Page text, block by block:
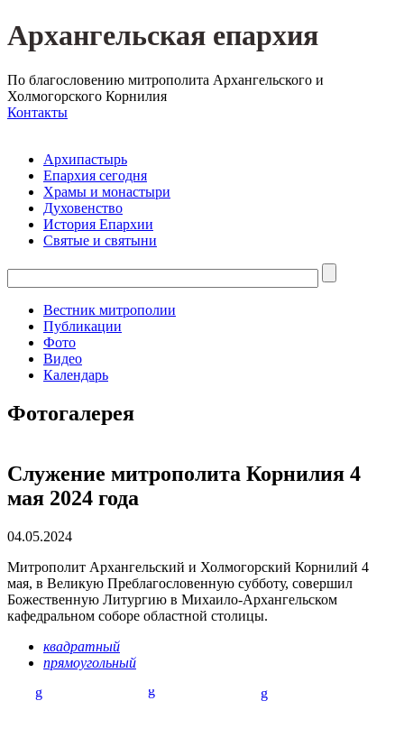
Архангельская епархия
По благословению митрополита Архангельского и
Холмогорского Корнилия
Контакты
Архипастырь
Епархия сегодня
Храмы и монастыри
Духовенство
История Епархии
Святые и святыни
Вестник митрополии
Публикации
Фото
Видео
Календарь
Фотогалерея
Служение митрополита Корнилия 4
мая 2024 года
04.05.2024
Митрополит Архангельский и Холмогорский Корнилий 4
мая, в Великую Преблагословенную субботу, совершил
Божественную Литургию в Михаило-Архангельском
кафедральном соборе областной столицы.
квадратный
прямоугольный